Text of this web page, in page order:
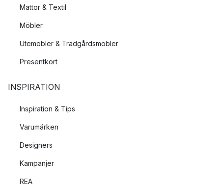
Mattor & Textil
Möbler
Utemöbler & Trädgårdsmöbler
Presentkort
INSPIRATION
Inspiration & Tips
Varumärken
Designers
Kampanjer
REA